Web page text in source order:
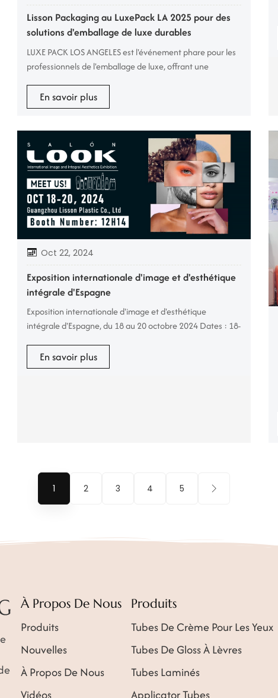
Lisson Packaging au LuxePack LA 2025 pour des
solutions d'emballage de luxe durables
LUXE PACK LOS ANGELES est l'événement phare pour les
professionnels de l'emballage de luxe, offrant une
tendances, innovations et perspectives du secteur.
Emballages Lisson Lisson a participé à ce salon à de
nos dernières solutions d'emballage écologiques ainsi que
nos nouvelles gammes de produits, ...
En savoir plus
Oct 22, 2024
Exposition internationale d'image et d'esthétique
intégrale d'Espagne
Exposition internationale d'image et d'esthétique
intégrale d'Espagne, du 18 au 20 octobre 2024 Dates : 18-
pour moi de participer à nouveau cette année au salon
espagnol. Les catégories proposées sont très complètes
En savoir plus
1 2 3 4 5
À Propos De Nous
Produits
Nouvelles
À Propos De Nous
Vidéos
Produits
Tubes De Crème Pour Les Yeux
Tubes De Gloss À Lèvres
Tubes Laminés
Applicator Tubes